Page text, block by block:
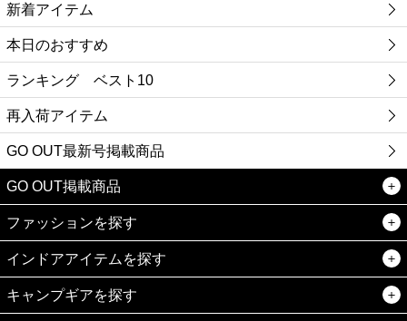
新着アイテム
本日のおすすめ
ランキング ベスト10
再入荷アイテム
GO OUT最新号掲載商品
GO OUT掲載商品
ファッションを探す
インドアアイテムを探す
キャンプギアを探す